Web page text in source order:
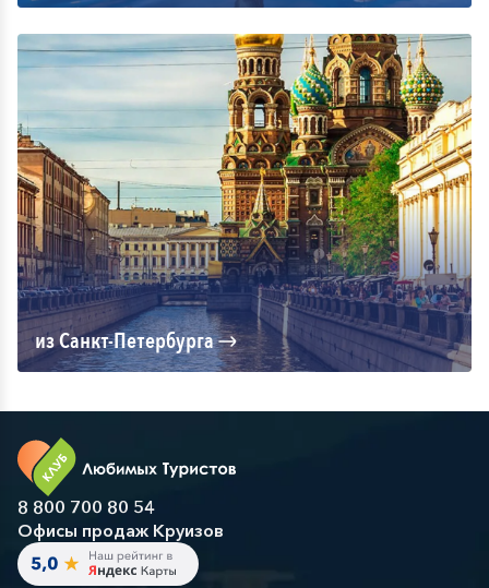
из Санкт-Петербурга
8 800 700 80 54
Офисы продаж Круизов